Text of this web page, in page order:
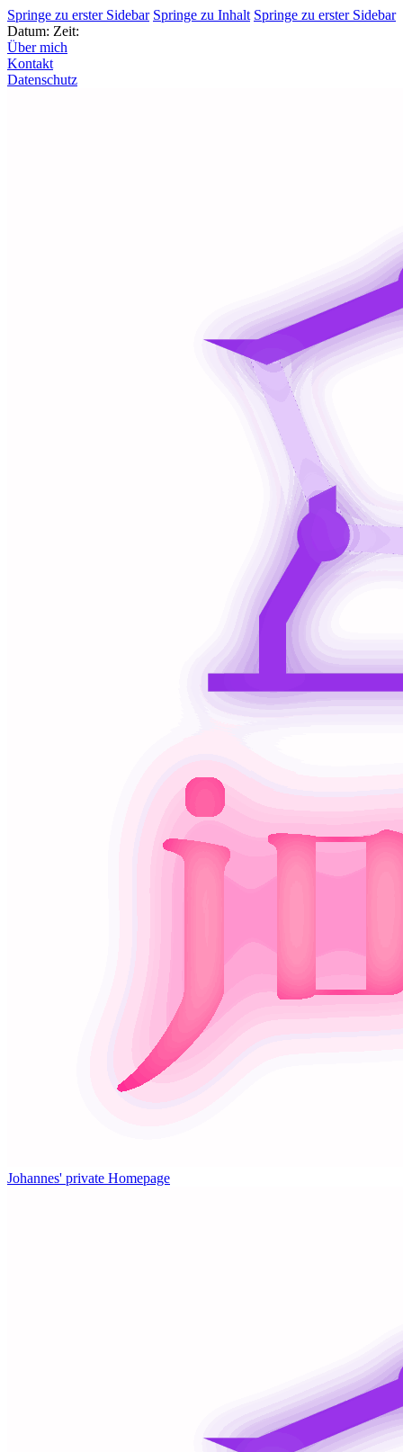
Springe zu erster Sidebar Springe zu Inhalt Springe zu erster Sidebar
Datum: Zeit:
Über mich
Kontakt
Datenschutz
Johannes' private Homepage